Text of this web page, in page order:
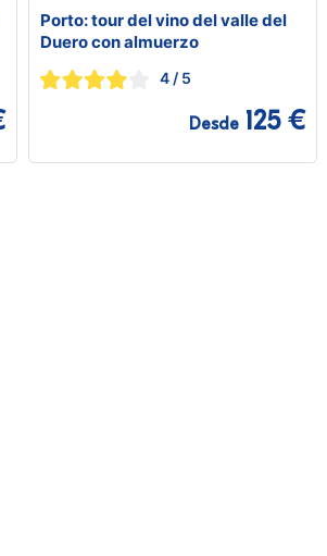
Porto: tour del vino del valle del
Duero con almuerzo
4 / 5
Desde 125 €